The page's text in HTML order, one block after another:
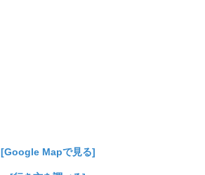
[Google Mapで見る]